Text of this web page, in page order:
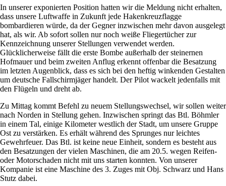
In unserer exponierten Position hatten wir die Meldung nicht erhalten,
dass unsere Luftwaffe in Zukunft jede Hakenkreuzflagge
bombardieren würde, da der Gegner inzwischen mehr davon ausgelegt
hat, als wir. Ab sofort sollen nur noch weiße Fliegertücher zur
Kennzeichnung unserer Stellungen verwendet werden.
Glücklicherweise fällt die erste Bombe außerhalb der steinernen
Hofmauer und beim zweiten Anflug erkennt offenbar die Besatzung
im letzten Augenblick, dass es sich bei den heftig winkenden Gestalten
um deutsche Fallschirmjäger handelt. Der Pilot wackelt jedenfalls mit
den Flügeln und dreht ab.
Zu Mittag kommt Befehl zu neuem Stellungswechsel, wir sollen weiter
nach Norden in Stellung gehen. Inzwischen springt das Btl. Böhmler
in einem Tal, einige Kilometer westlich der Stadt, um unsere Gruppe
Ost zu verstärken. Es erhält während des Sprunges nur leichtes
Gewehrfeuer. Das Btl. ist keine neue Einheit, sondern es besteht aus
den Besatzungen der vielen Maschinen, die am 20.5. wegen Reifen-
oder Motorschaden nicht mit uns starten konnten. Von unserer
Kompanie ist eine Maschine des 3. Zuges mit Obj. Schwarz und Hans
Stutz dabei.